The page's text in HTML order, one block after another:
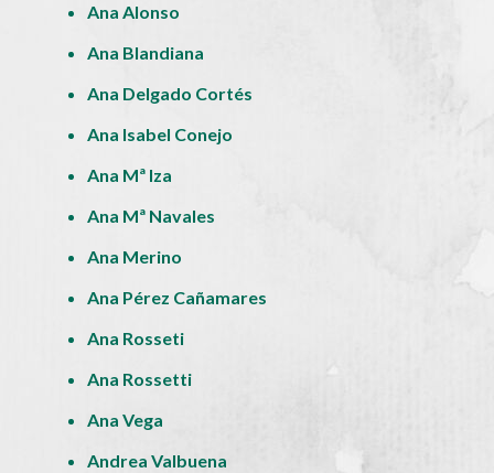
Ana Alonso
Ana Blandiana
Ana Delgado Cortés
Ana Isabel Conejo
Ana Mª Iza
Ana Mª Navales
Ana Merino
Ana Pérez Cañamares
Ana Rosseti
Ana Rossetti
Ana Vega
Andrea Valbuena